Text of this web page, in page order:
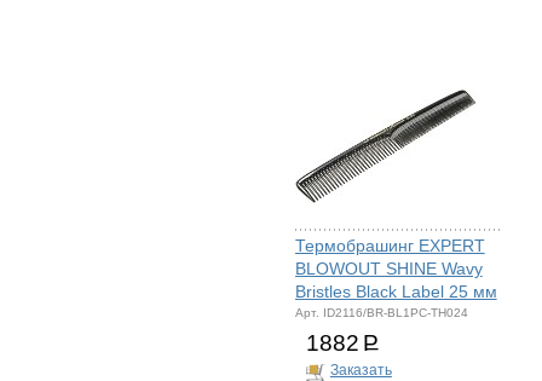
Термобрашинг EXPERT
BLOWOUT SHINE Wavy
Bristles Black Label 25 мм
Арт. ID2116/BR-BL1PC-TH024
1882 Р
Заказать